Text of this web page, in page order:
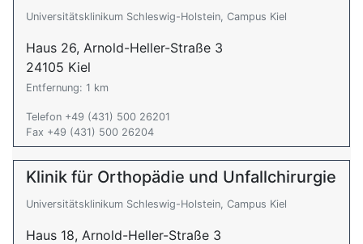
Universitätsklinikum Schleswig-Holstein, Campus Kiel
Haus 26, Arnold-Heller-Straße 3
24105 Kiel
Entfernung: 1 km
Telefon +49 (431) 500 26201
Fax +49 (431) 500 26204
Klinik für Orthopädie und Unfallchirurgie
Universitätsklinikum Schleswig-Holstein, Campus Kiel
Haus 18, Arnold-Heller-Straße 3